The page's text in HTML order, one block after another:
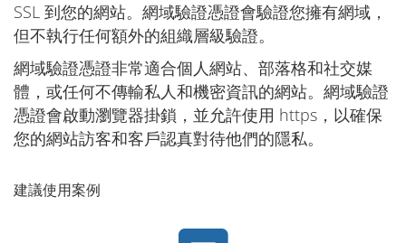
SSL 到您的網站。網域驗證憑證會驗證您擁有網域，
但不執行任何額外的組織層級驗證。
網域驗證憑證非常適合個人網站、部落格和社交媒
體，或任何不傳輸私人和機密資訊的網站。網域驗證
憑證會啟動瀏覽器掛鎖，並允許使用 https，以確保
您的網站訪客和客戶認真對待他們的隱私。
建議使用案例